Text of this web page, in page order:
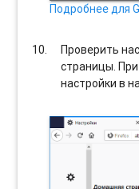
Подробнее для
Проверить
страницы.
настройки в